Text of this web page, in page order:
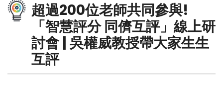
超過200位老師共同參與!
「智慧評分 同儕互評」線上研
討會 | 吳權威教授帶大家生生
互評